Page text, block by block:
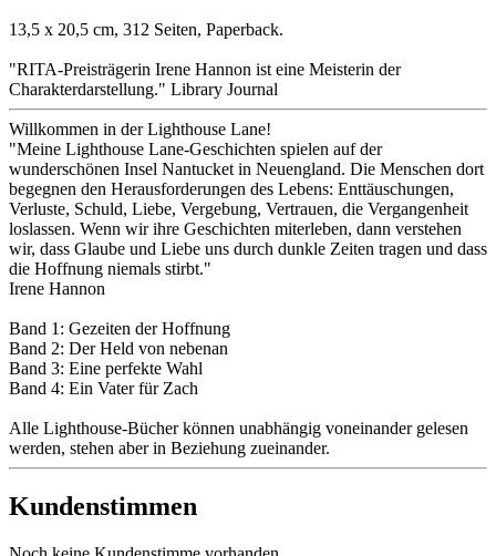
13,5 x 20,5 cm, 312 Seiten, Paperback.
"RITA-Preisträgerin Irene Hannon ist eine Meisterin der
Charakterdarstellung." Library Journal
Willkommen in der Lighthouse Lane!
"Meine Lighthouse Lane-Geschichten spielen auf der
wunderschönen Insel Nantucket in Neuengland. Die Menschen dort
begegnen den Herausforderungen des Lebens: Enttäuschungen,
Verluste, Schuld, Liebe, Vergebung, Vertrauen, die Vergangenheit
loslassen. Wenn wir ihre Geschichten miterleben, dann verstehen
wir, dass Glaube und Liebe uns durch dunkle Zeiten tragen und dass
die Hoffnung niemals stirbt."
Irene Hannon
Band 1: Gezeiten der Hoffnung
Band 2: Der Held von nebenan
Band 3: Eine perfekte Wahl
Band 4: Ein Vater für Zach
Alle Lighthouse-Bücher können unabhängig voneinander gelesen
werden, stehen aber in Beziehung zueinander.
Kundenstimmen